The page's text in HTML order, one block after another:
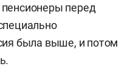
перед
была выше, и потом